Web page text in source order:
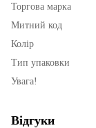
Торгова марка
Митний код
Колір
Тип упаковки
Увага!
Відгуки